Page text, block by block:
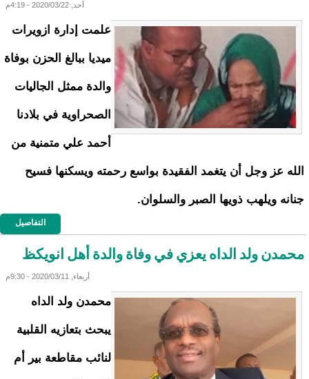
أحد, 2020/03/22 - 4:19م
علمت إدارة ازويرات
ميديا ببالغ الحزن بوفاة
والدة ممثل الجاليات
الصحراوية في بلادنا
أحمد علي متمنية من
الله عز وجل أن يتغمد الفقيدة بواسع رحمته ويسكنها فسيح
جنانه ويلهب ذويها الصبر والسلوان.
التفاصيل
محمدن ولد الداه يعزي في وفاة والدة أهل انويكظ
أربعاء, 2020/03/11 - 9:30م
محمدن ولد الداه
يبحث بتعازيه القلبية
لنائب مقاطعة بير أم